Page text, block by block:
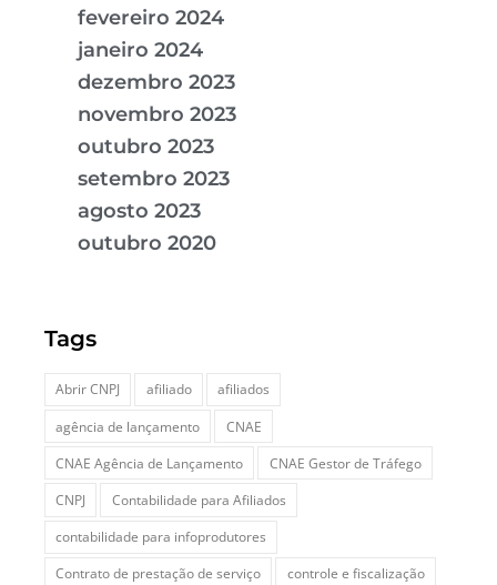
fevereiro 2024
janeiro 2024
dezembro 2023
novembro 2023
outubro 2023
setembro 2023
agosto 2023
outubro 2020
Tags
Abrir CNPJ afiliado
afiliados
agência de lançamento
CNAE
CNAE Agência de Lançamento
CNAE Gestor de Tráfego
CNPJ
Contabilidade para Afiliados
contabilidade para infoprodutores
Contrato de prestação de serviço
controle e fiscalização